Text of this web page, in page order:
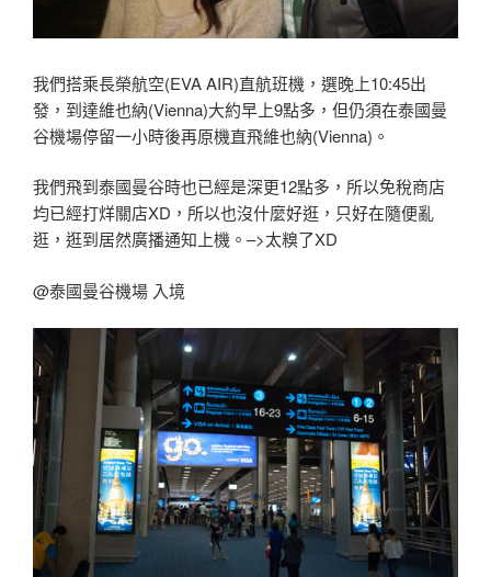
我們搭乘長榮航空(EVA AIR)直航班機，選晚上10:45出
發，到達維也納(Vienna)大約早上9點多，但仍須在泰國曼
谷機場停留一小時後再原機直飛維也納(Vienna)。
我們飛到泰國曼谷時也已經是深更12點多，所以免稅商店
均已經打烊關店XD，所以也沒什麼好逛，只好在隨便亂
逛，逛到居然廣播通知上機。–>太糗了XD
@泰國曼谷機場 入境